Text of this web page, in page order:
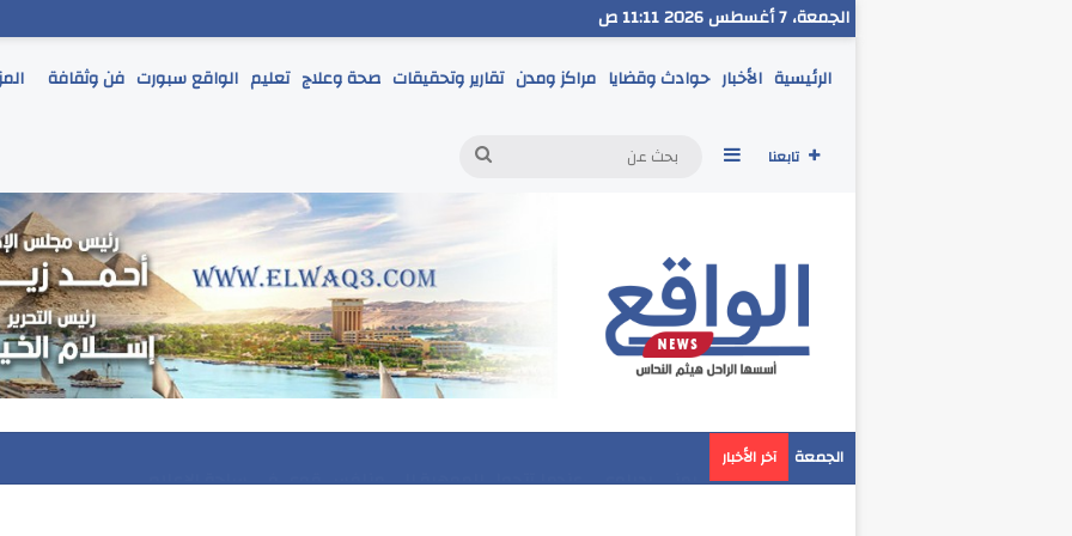
الجمعة، 7 أغسطس 2026 11:11 ص
الرئيسية الأخبار حوادث وقضايا مراكز ومدن تقارير وتحقيقات صحة وعلاج تعليم الواقع سبورت فن وثقافة
تابعنا إضافة عمود جانبي
بحث
الجمعة آخر الأخبار